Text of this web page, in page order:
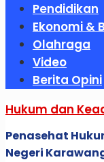
Pendidikan
Ekonomi &
Olahraga
Video
Berita Opini
Hukum dan
Penasehat
Negeri